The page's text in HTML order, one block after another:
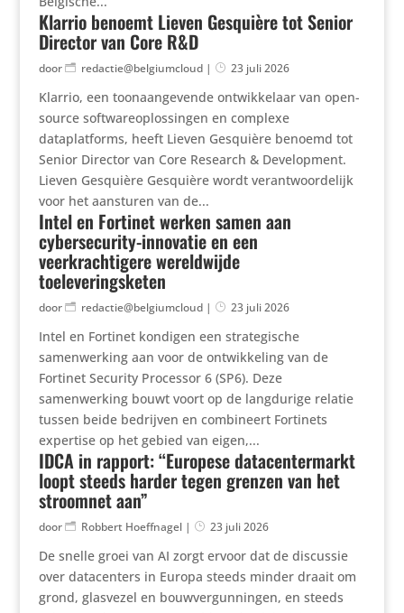
Klarrio benoemt Lieven Gesquière tot Senior
Director van Core R&D
door redactie@belgiumcloud| 23 juli 2026
Klarrio, een toonaangevende ontwikkelaar van open-
source softwareoplossingen en complexe
dataplatforms, heeft Lieven Gesquière benoemd tot
Senior Director van Core Research & Development.
Lieven Gesquière Gesquière wordt verantwoordelijk
voor het aansturen van de...
Intel en Fortinet werken samen aan
cybersecurity-innovatie en een
veerkrachtigere wereldwijde
toeleveringsketen
door redactie@belgiumcloud| 23 juli 2026
Intel en Fortinet kondigen een strategische
samenwerking aan voor de ontwikkeling van de
Fortinet Security Processor 6 (SP6). Deze
samenwerking bouwt voort op de langdurige relatie
tussen beide bedrijven en combineert Fortinets
expertise op het gebied van eigen,...
IDCA in rapport: “Europese datacentermarkt
loopt steeds harder tegen grenzen van het
stroomnet aan”
door Robbert Hoeffnagel| 23 juli 2026
De snelle groei van AI zorgt ervoor dat de discussie
over datacenters in Europa steeds minder draait om
grond, glasvezel en bouwvergunningen, en steeds